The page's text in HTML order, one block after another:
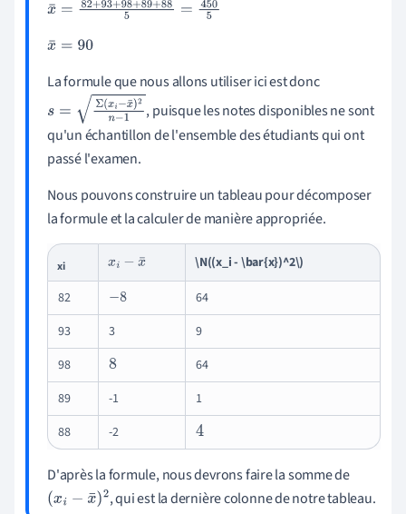
x¯ =82+93+98+89+885 4505
x¯ =90
La formule que nous allons utiliser ici est donc
s=Σ( xi− x¯)2n−1 , puisque les notes disponibles ne sont
qu'un échantillon de l'ensemble des étudiants qui ont
passé l'examen.
Nous pouvons construire un tableau pour décomposer
la formule et la calculer de manière appropriée.
xi xi− x¯
\N((x_i - \bar{x})^2\)
82
-8
64
93
3
9
98
8
64
89
-1
1
88
-2 4
D'après la formule, nous devrons faire la somme de
(xi− x¯) 2 , qui est la dernière colonne de notre tableau.